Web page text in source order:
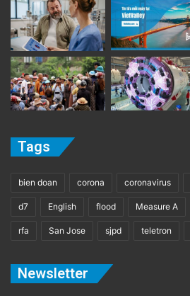
Tags
bien doan corona coronavirus
d7 English flood Measure A
rfa San Jose sjpd teletron
Newsletter